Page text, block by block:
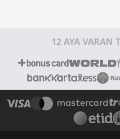
12 AYA VARAN